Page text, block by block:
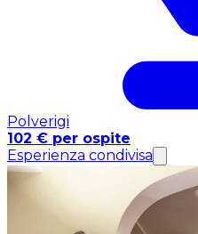
Polverigi
102 € per ospite
Esperienza condivisa